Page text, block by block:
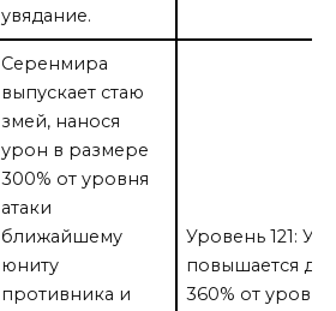
увядание.
Серенмира
выпускает стаю
змей, нанося
урон в размере
300% от уровня
атаки
ближайшему
юниту
противника и
Уровень 121:
повышается до
360% от уровня